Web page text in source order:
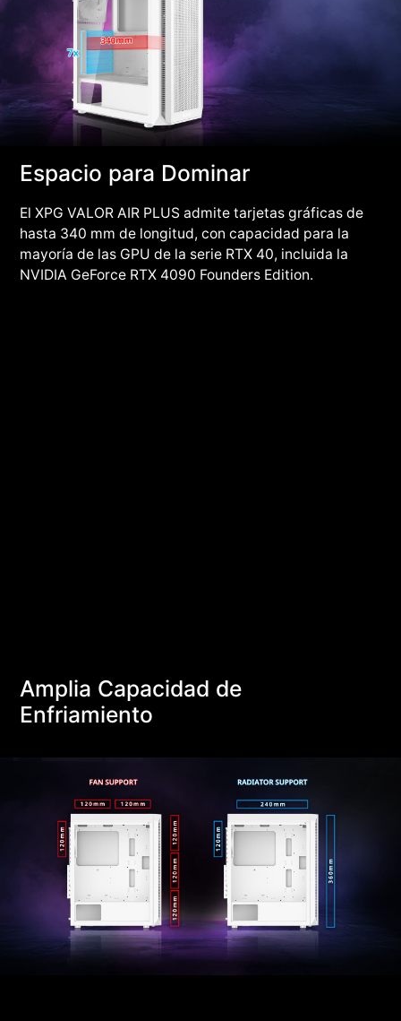
Espacio para Dominar
El XPG VALOR AIR PLUS admite tarjetas gráficas de
hasta 340 mm de longitud, con capacidad para la
mayoría de las GPU de la serie RTX 40, incluida la
NVIDIA GeForce RTX 4090 Founders Edition.
Amplia Capacidad de
Enfriamiento